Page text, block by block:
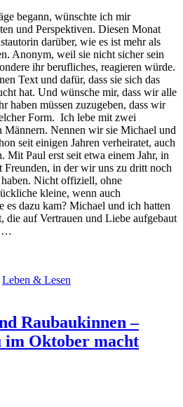
begann, wünschte ich mir
und Perspektiven. Diesen Monat
darüber, wie es ist mehr als
Anonym, weil sie nicht sicher sein
ihr berufliches, reagieren würde.
Text und dafür, dass sie sich das
hat. Und wünsche mir, dass wir alle
haben müssen zuzugeben, dass wir
Form. Ich lebe mit zwei
Männern. Nennen wir sie Michael und
seit einigen Jahren verheiratet, auch
Mit Paul erst seit etwa einem Jahr, in
Freunden, in der wir uns zu dritt noch
haben. Nicht offiziell, ohne
kleine, wenn auch
dazu kam? Michael und ich hatten
die auf Vertrauen und Liebe aufgebaut
…
Leben & Lesen
Raubaukinnen –
im Oktober macht